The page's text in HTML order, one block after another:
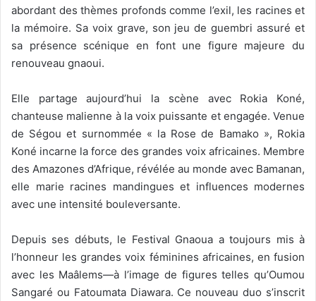
abordant des thèmes profonds comme l’exil, les racines et
la mémoire. Sa voix grave, son jeu de guembri assuré et
sa présence scénique en font une figure majeure du
renouveau gnaoui.
Elle partage aujourd’hui la scène avec Rokia Koné,
chanteuse malienne à la voix puissante et engagée. Venue
de Ségou et surnommée « la Rose de Bamako », Rokia
Koné incarne la force des grandes voix africaines. Membre
des Amazones d’Afrique, révélée au monde avec Bamanan,
elle marie racines mandingues et influences modernes
avec une intensité bouleversante.
Depuis ses débuts, le Festival Gnaoua a toujours mis à
l’honneur les grandes voix féminines africaines, en fusion
avec les Maâlems—à l’image de figures telles qu’Oumou
Sangaré ou Fatoumata Diawara. Ce nouveau duo s’inscrit